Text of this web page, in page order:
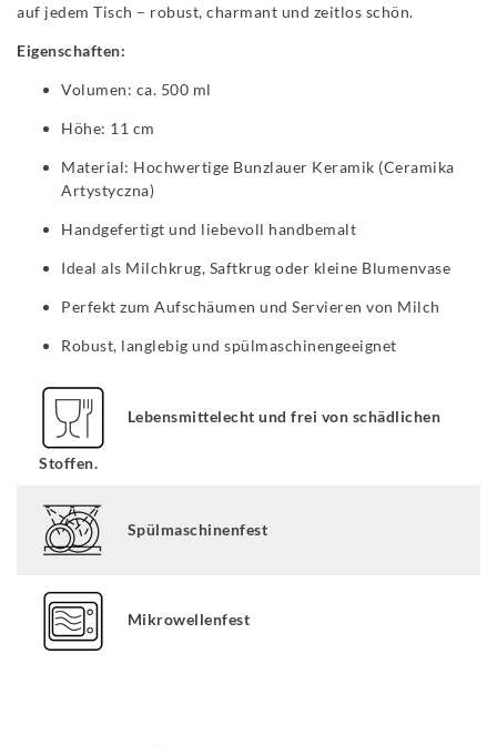
auf jedem Tisch – robust, charmant und zeitlos schön.
Eigenschaften:
Volumen: ca. 500 ml
Höhe: 11 cm
Material: Hochwertige Bunzlauer Keramik (Ceramika
Artystyczna)
Handgefertigt und liebevoll handbemalt
Ideal als Milchkrug, Saftkrug oder kleine Blumenvase
Perfekt zum Aufschäumen und Servieren von Milch
Robust, langlebig und spülmaschinengeeignet
Lebensmittelecht und frei von schädlichen
Stoffen.
Spülmaschinenfest
Mikrowellenfest